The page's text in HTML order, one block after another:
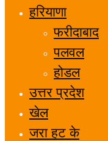
हरियाणा
फरीदाबाद
पलवल
होडल
उत्तर प्रदेश
खेल
जरा हट के